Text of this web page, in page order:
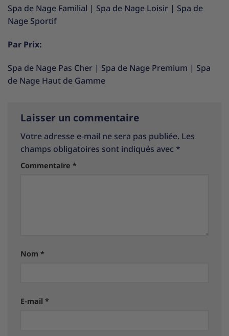
Spa de Nage Familial | Spa de Nage Loisir | Spa de
Nage Sportif
Par Prix:
Spa de Nage Pas Cher | Spa de Nage Premium | Spa
de Nage Haut de Gamme
Laisser un commentaire
Votre adresse e-mail ne sera pas publiée. Les
champs obligatoires sont indiqués avec *
Commentaire *
Nom *
E-mail *